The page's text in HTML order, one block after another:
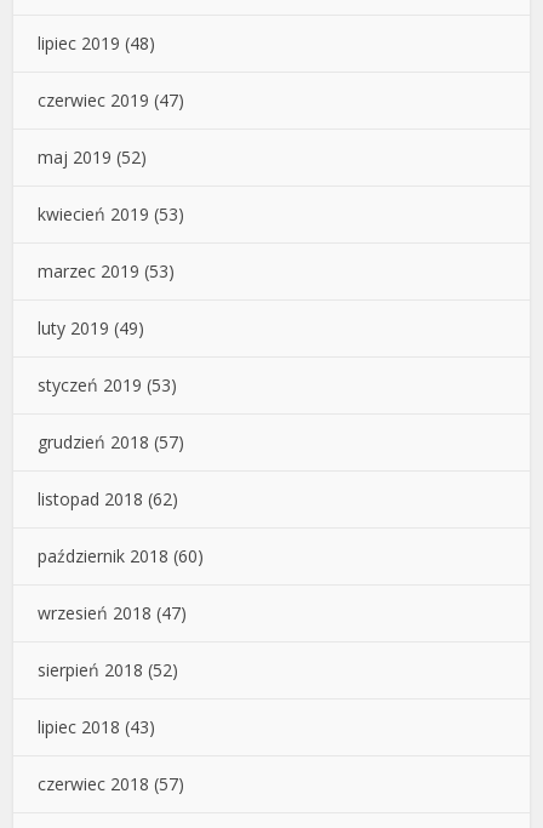
lipiec 2019 (48)
czerwiec 2019 (47)
maj 2019 (52)
kwiecień 2019 (53)
marzec 2019 (53)
luty 2019 (49)
styczeń 2019 (53)
grudzień 2018 (57)
listopad 2018 (62)
październik 2018 (60)
wrzesień 2018 (47)
sierpień 2018 (52)
lipiec 2018 (43)
czerwiec 2018 (57)